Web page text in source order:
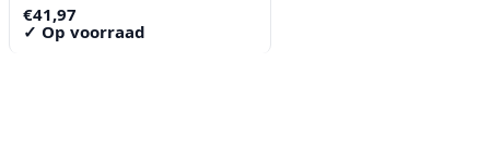
€41,97
✓ Op voorraad